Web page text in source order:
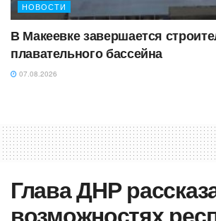
НОВОСТИ
В Макеевке завершается
плавательного бассейна
07.08.2026
Глава ДНР